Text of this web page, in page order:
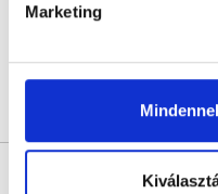
Marketing
Dr. Peer